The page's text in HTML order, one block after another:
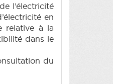
l’électricité
en
relative à la
dans le
du